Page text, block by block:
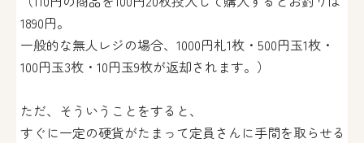
1890円。
一般的な無人レジの場合、1000円札1枚・500円玉1枚・
100円玉3枚・10円玉9枚が返却されます。）
ただ、そういうことをすると、
すぐに一定の硬貨がたまって定員さんに手間を取らせる